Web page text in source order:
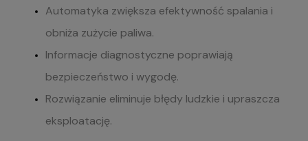
Automatyka zwiększa efektywność spalania i
obniża zużycie paliwa.
Informacje diagnostyczne poprawiają
bezpieczeństwo i wygodę.
Rozwiązanie eliminuje błędy ludzkie i upraszcza
eksploatację.